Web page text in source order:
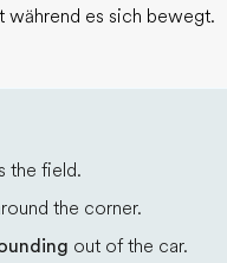
während es sich bewegt.
the field.
the corner.
out of the car.